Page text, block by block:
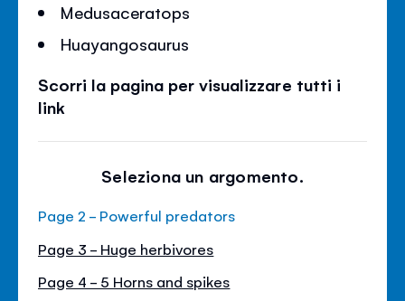
Medusaceratops
Huayangosaurus
Scorri la pagina per visualizzare tutti i
link
Seleziona un argomento.
Page 2 - Powerful predators
Page 3 - Huge herbivores
Page 4 - 5 Horns and spikes